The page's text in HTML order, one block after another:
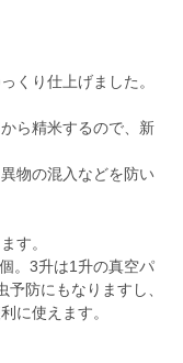
くり仕上げました。
ら精米するので、新
物の混入などを防い
す。
。3升は1升の真空パ
防にもなりますし、
に使えます。